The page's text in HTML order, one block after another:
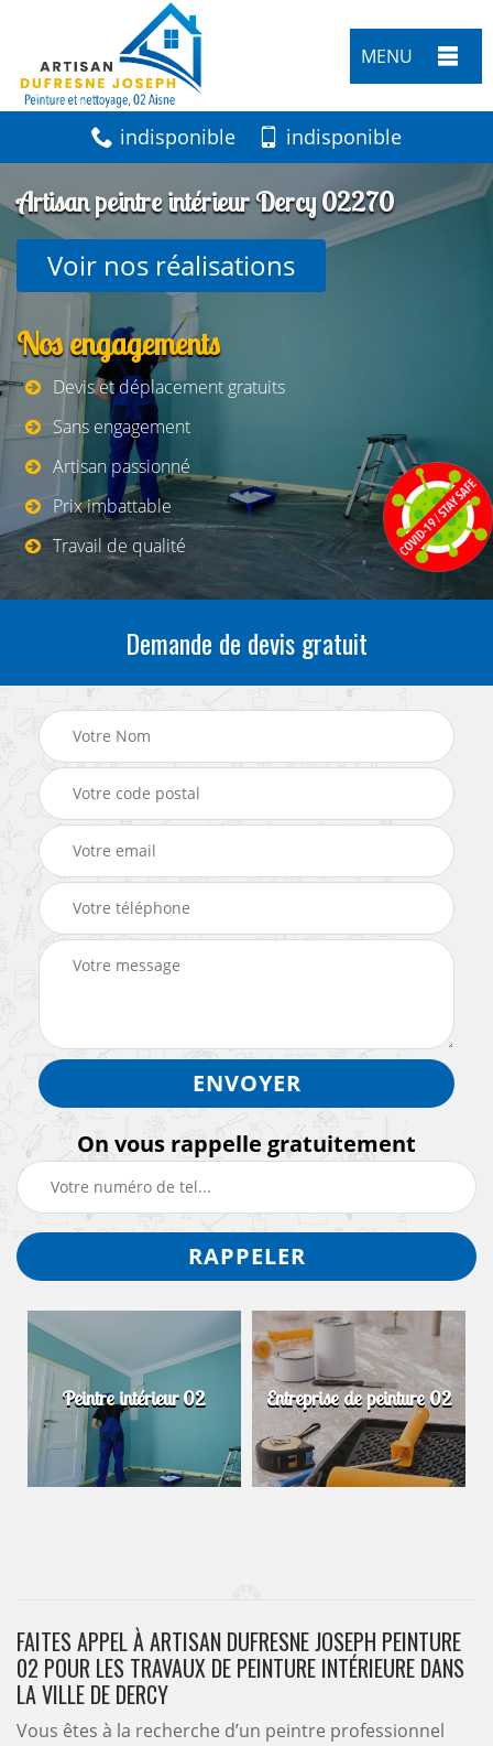
MENU
indisponible indisponible
Artisan peintre intérieur Dercy 02270
Voir nos réalisations
Nos engagements
Devis et déplacement gratuits
Sans engagement
Artisan passionné
Prix imbattable
Travail de qualité
Demande de devis gratuit
On vous rappelle gratuitement
Peintre intérieur 02 Entreprise de peinture 02
FAITES APPEL À ARTISAN DUFRESNE JOSEPH PEINTURE
02 POUR LES TRAVAUX DE PEINTURE INTÉRIEURE DANS
LA VILLE DE DERCY
Vous êtes à la recherche d’un peintre professionnel